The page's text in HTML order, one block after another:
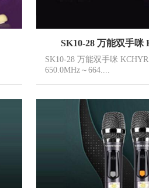
SK10-28 万能双手咪
SK10-28 万能双手咪
650.0MHz～664....